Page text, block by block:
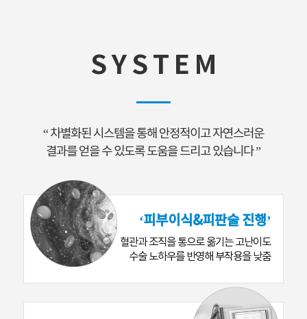
S Y S T E M
“ 차별화된 시스템을 통해 안정적이고 자연스러운
결과를 얻을 수 있도록 도움을 드리고 있습니다 ”
‘피부이식&피판술 진행’
혈관과 조직을 통으로 옮기는 고난이도
수술 노하우를 반영해 부작용을 낮춤